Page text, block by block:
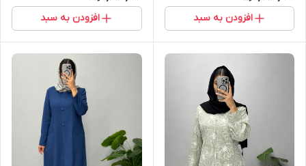
افزودن به سبد افزودن به سبد